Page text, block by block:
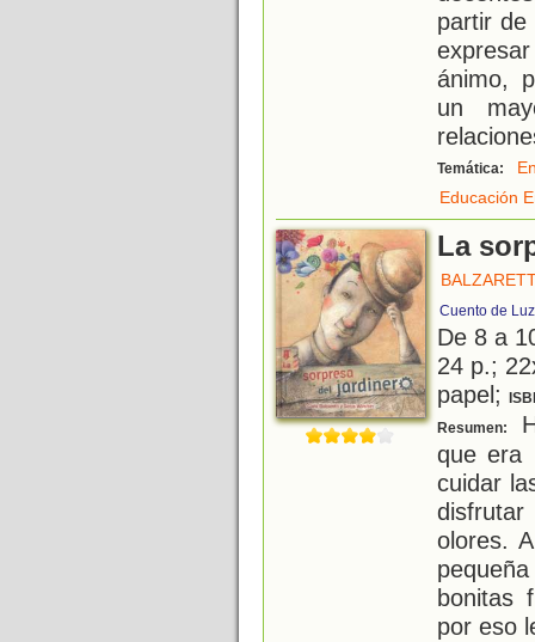
partir de
ánimo,
un
Temática:
Educación
La
Cuento de Luz
De 8 a
24 p.;
papel;
Resumen:
que era
cuidar
olores.
bonitas
por eso